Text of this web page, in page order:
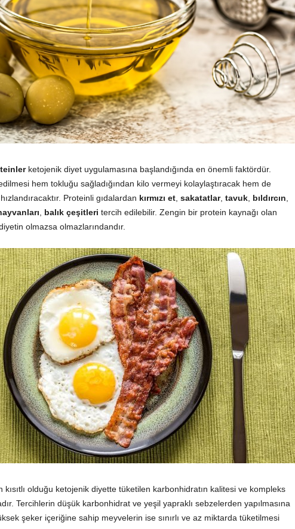
ketojenik diyet uygulamasına başlandığında en önemli faktördür.
hem tokluğu sağladığından kilo vermeyi kolaylaştıracak hem de
Proteinli gıdalardan kırmızı et, sakatatlar, tavuk, bıldırcın
balık çeşitleri tercih edilebilir. Zengin bir protein kaynağı olan
olmazsa olmazlarındandır.
kısıtlı olduğu ketojenik diyette tüketilen karbonhidratın kalitesi ve kompleks
Tercihlerin düşük karbonhidrat ve yeşil yapraklı sebzelerden yapılmasına
şeker içeriğine sahip meyvelerin ise sınırlı ve az miktarda tüketilmesi